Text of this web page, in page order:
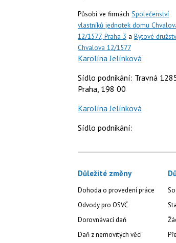
Působí ve firmách Společenství
vlastníků jednotek domu
12/1577, Praha 3 a Bytové
Chvalova 12/1577
Karolína Jelínková
Sídlo podnikání: Travná
Praha, 198 00
Karolína Jelínková
Sídlo podnikání:
Důležité změny
Dohoda o provedení práce
Odvody pro OSVČ
Dorovnávací daň
Daň z nemovitých věcí